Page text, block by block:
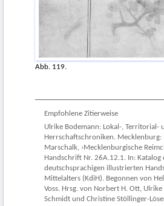
Abb. 119.
Empfohlene Zitierweise
Ulrike Bodemann: Lokal-, Territorial-
Herrschaftschroniken. Mecklenburg:
Marschalk, ›Mecklenburgische
Handschrift Nr. 26A.12.1. In: Katalog
deutschsprachigen illustrierten
Mittelalters (KdiH). Begonnen von
Voss. Hrsg. von Norbert H. Ott,
Schmidt und Christine Stöllinger-